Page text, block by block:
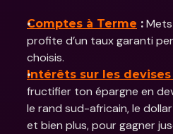
Comptes à Terme :
profite d’un taux garanti
choisis.
Intérêts sur les
fructifier ton épargne en
le rand sud-africain, le
et bien plus, pour gagner